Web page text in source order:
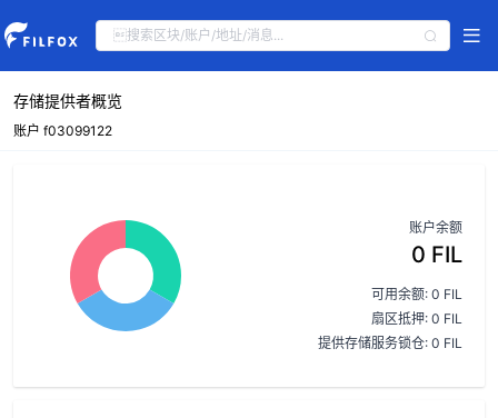
存储提供者概览
账户 f03099122
账户余额
0 FIL
可用余额: 0 FIL
扇区抵押: 0 FIL
提供存储服务锁仓: 0 FIL